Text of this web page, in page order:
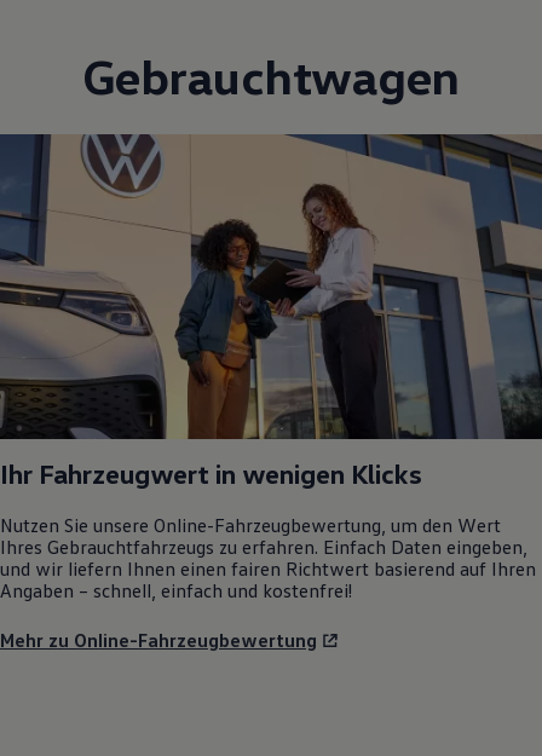
Gebrauchtwagen
Ihr Fahrzeugwert in wenigen Klicks
Nutzen Sie unsere Online-Fahrzeugbewertung, um den Wert
Ihres Gebrauchtfahrzeugs zu erfahren. Einfach Daten eingeben,
und wir liefern Ihnen einen fairen Richtwert basierend auf Ihren
Angaben – schnell, einfach und kostenfrei!
Mehr zu Online-Fahrzeugbewertung